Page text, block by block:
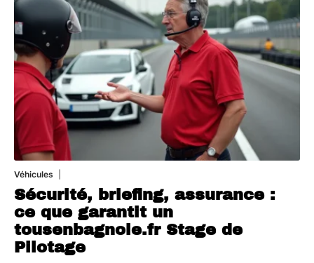
Véhicules
Sécurité, briefing, assurance :
ce que garantit un
tousenbagnole.fr Stage de
Pilotage